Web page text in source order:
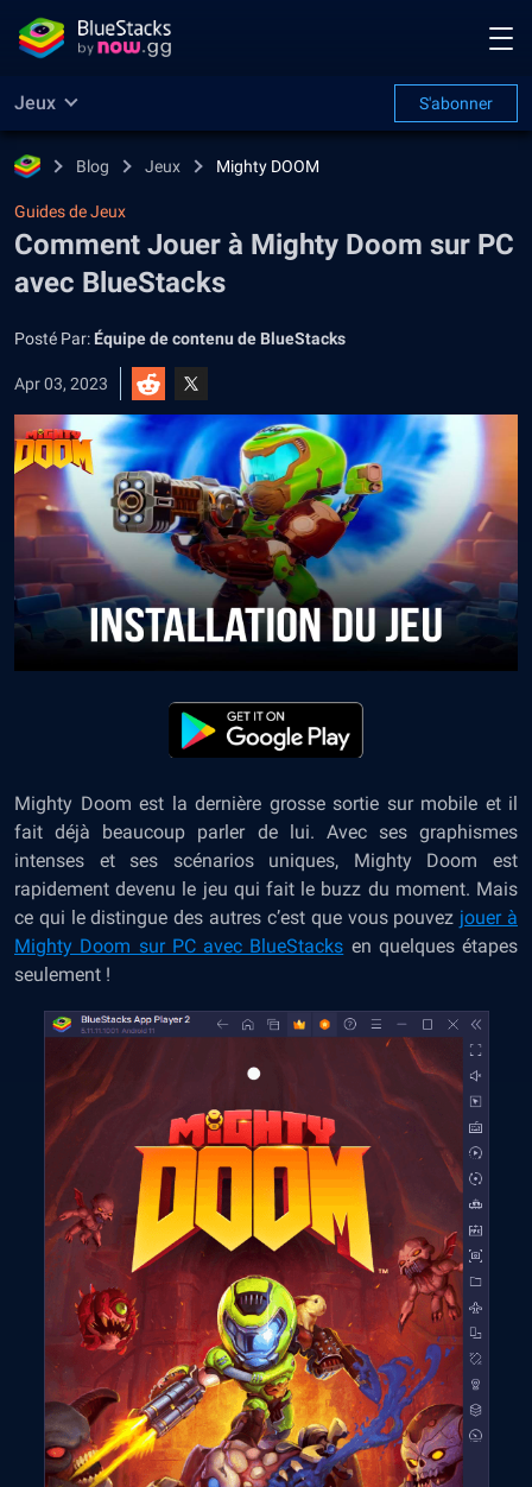
Jeux S'abonner
Blog Jeux Mighty DOOM
Guides de Jeux
Comment Jouer à Mighty Doom sur PC
avec BlueStacks
Posté Par: Équipe de contenu de BlueStacks
Apr 03, 2023
Mighty Doom est la dernière grosse sortie sur mobile et il
fait déjà beaucoup parler de lui. Avec ses graphismes
intenses et ses scénarios uniques, Mighty Doom est
rapidement devenu le jeu qui fait le buzz du moment. Mais
ce qui le distingue des autres c’est que vous pouvez jouer à
Mighty Doom sur PC avec BlueStacks en quelques étapes
seulement !